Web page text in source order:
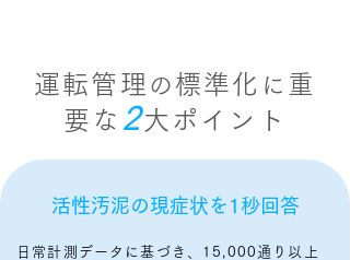
運転管理 の 標準化 に 重
要な 2大ポイント
​活性汚泥の現症状を1秒回答
日常計測データに基づき、15,000通り以上